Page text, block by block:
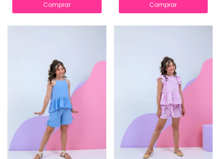
Comprar Comprar